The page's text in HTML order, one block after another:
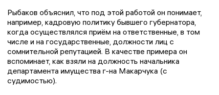
Рыбаков объяснил, что под этой работой он понимает,
например, кадровую политику бывшего губернатора,
когда осуществлялся приём на ответственные, в том
числе и на государственные, должности лиц с
сомнительной репутацией. В качестве примера он
вспоминает, как взяли на должность начальника
департамента имущества г-на Макарчука (с
судимостью).